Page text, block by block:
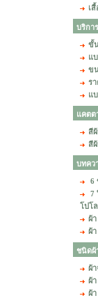
เ
บริการ
ขั้
แ
ข
ร
แ
แคตต
สี
สี
บทคว
6
7
โปโล
ผ้า
ผ้
ชนิดผ้
ผ้า
ผ้
ผ้